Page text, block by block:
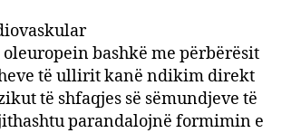
bashkë me përbërësit
të ullirit kanë ndikim direkt
të shfaqjes së sëmundjeve të
parandalojnë formimin e